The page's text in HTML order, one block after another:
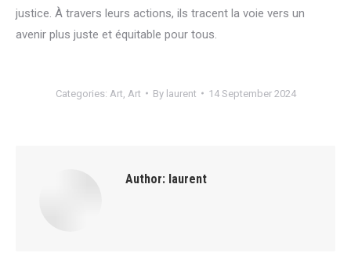
justice. À travers leurs actions, ils tracent la voie vers un
avenir plus juste et équitable pour tous.
Categories: Art Art By laurent 14 September 2024
Author: laurent